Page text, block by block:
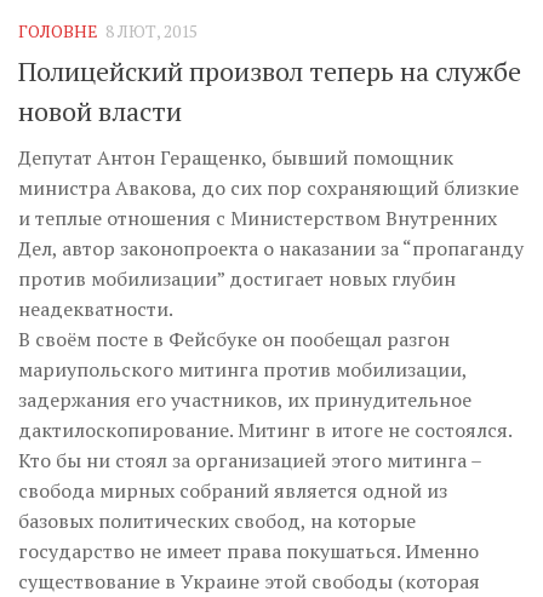
ГОЛОВНЕ 8 ЛЮТ, 2015
Полицейский произвол теперь на службе
новой власти
Депутат Антон Геращенко, бывший помощник
министра Авакова, до сих пор сохраняющий близкие
и теплые отношения с Министерством Внутренних
Дел, автор законопроекта о наказании за “пропаганду
против мобилизации” достигает новых глубин
неадекватности.
В своём посте в Фейсбуке он пообещал разгон
мариупольского митинга против мобилизации,
задержания его участников, их принудительное
дактилоскопирование. Митинг в итоге не состоялся.
Кто бы ни стоял за организацией этого митинга –
свобода мирных собраний является одной из
базовых политических свобод, на которые
государство не имеет права покушаться. Именно
существование в Украине этой свободы (которая